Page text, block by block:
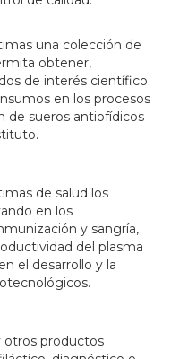
una colección de
obtener,
de interés científico
en los procesos
de sueros antiofídicos
de salud los
en los
y sangría,
del plasma
el desarrollo y la
otros productos